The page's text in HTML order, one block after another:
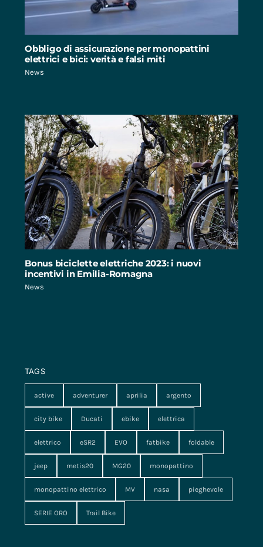
Obbligo di assicurazione per monopattini
elettrici e bici: verità e falsi miti
News
Bonus biciclette elettriche 2023: i nuovi
incentivi in Emilia-Romagna
News
TAGS
active adventurer aprilia argento
city bike Ducati ebike elettrica
elettrico eSR2 EVO fatbike foldable
jeep metis20 MG20 monopattino
monopattino elettrico MV nasa pieghevole
SERIE ORO Trail Bike